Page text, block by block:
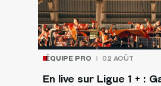
ÉQUIPE PRO 02 AOÛT
En live sur Ligue 1 + :